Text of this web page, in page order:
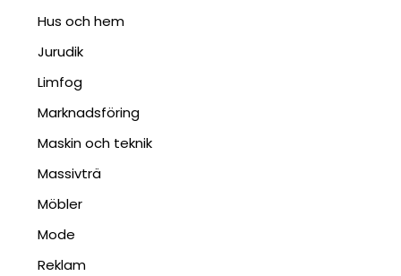
Hus och hem
Jurudik
Limfog
Marknadsföring
Maskin och teknik
Massivträ
Möbler
Mode
Reklam